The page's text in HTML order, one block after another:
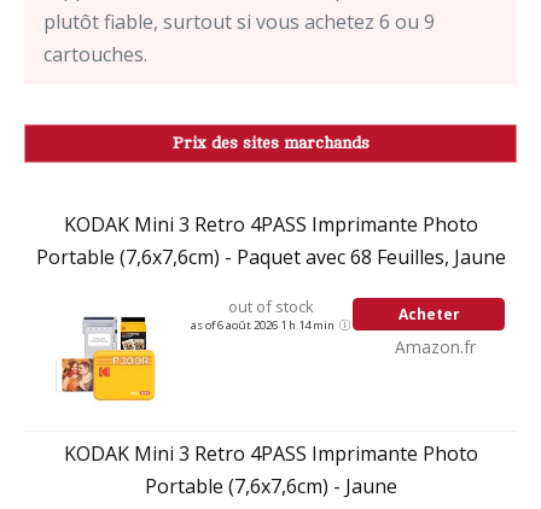
plutôt fiable, surtout si vous achetez 6 ou 9
cartouches.
Prix des sites marchands
KODAK Mini 3 Retro 4PASS Imprimante Photo
Portable (7,6x7,6cm) - Paquet avec 68 Feuilles, Jaune
out of stock
as of 6 août 2026 1 h 14 min
Acheter
Amazon.fr
KODAK Mini 3 Retro 4PASS Imprimante Photo
Portable (7,6x7,6cm) - Jaune